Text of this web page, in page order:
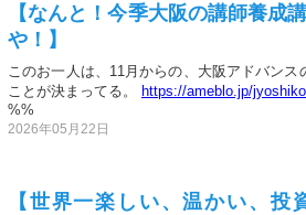
【なんと！今季大阪の講師養成
や！】
このお一人は、11月からの、大阪アドバンス
ことが決まってる。
https://ameblo.jp/
%%
2026年05月22日
【世界一楽しい、温かい、投